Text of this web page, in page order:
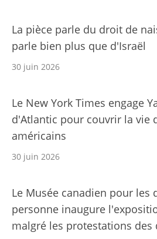
La pièce parle du droit de
parle bien plus que d'Israël
30 juin 2026
Le New York Times engage
d'Atlantic pour couvrir la vie
américains
30 juin 2026
Le Musée canadien pour les
personne inaugure
malgré les protestations